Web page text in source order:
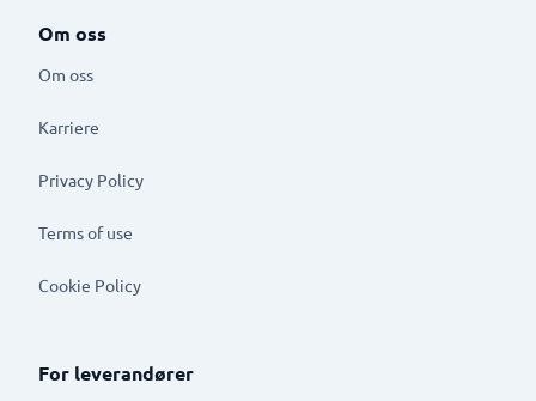
Om oss
Om oss
Karriere
Privacy Policy
Terms of use
Cookie Policy
For leverandører